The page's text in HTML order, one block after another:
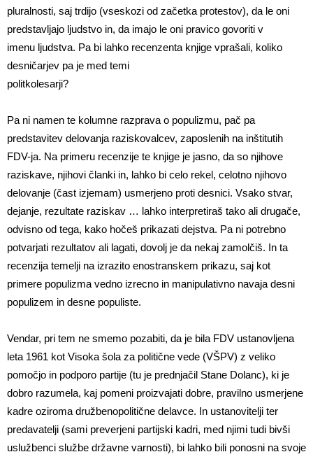
pluralnosti, saj trdijo (vseskozi od začetka protestov), da le oni
predstavljajo ljudstvo in, da imajo le oni pravico govoriti v
imenu ljudstva. Pa bi lahko recenzenta knjige vprašali, koliko
desničarjev pa je med temi
politkolesarji?
Pa ni namen te kolumne razprava o populizmu, pač pa
predstavitev delovanja raziskovalcev, zaposlenih na inštitutih
FDV-ja. Na primeru recenzije te knjige je jasno, da so njihove
raziskave, njihovi članki in, lahko bi celo rekel, celotno njihovo
delovanje (čast izjemam) usmerjeno proti desnici. Vsako stvar,
dejanje, rezultate raziskav … lahko interpretiraš tako ali drugače,
odvisno od tega, kako hočeš prikazati dejstva. Pa ni potrebno
potvarjati rezultatov ali lagati, dovolj je da nekaj zamolčiš. In ta
recenzija temelji na izrazito enostranskem prikazu, saj kot
primere populizma vedno izrecno in manipulativno navaja desni
populizem in desne populiste.
Vendar, pri tem ne smemo pozabiti, da je bila FDV ustanovljena
leta 1961 kot Visoka šola za politične vede (VŠPV) z veliko
pomočjo in podporo partije (tu je prednjačil Stane Dolanc), ki je
dobro razumela, kaj pomeni proizvajati dobre, pravilno usmerjene
kadre oziroma družbenopolitične delavce. In ustanovitelji ter
predavatelji (sami preverjeni partijski kadri, med njimi tudi bivši
uslužbenci službe državne varnosti), bi lahko bili ponosni na svoje